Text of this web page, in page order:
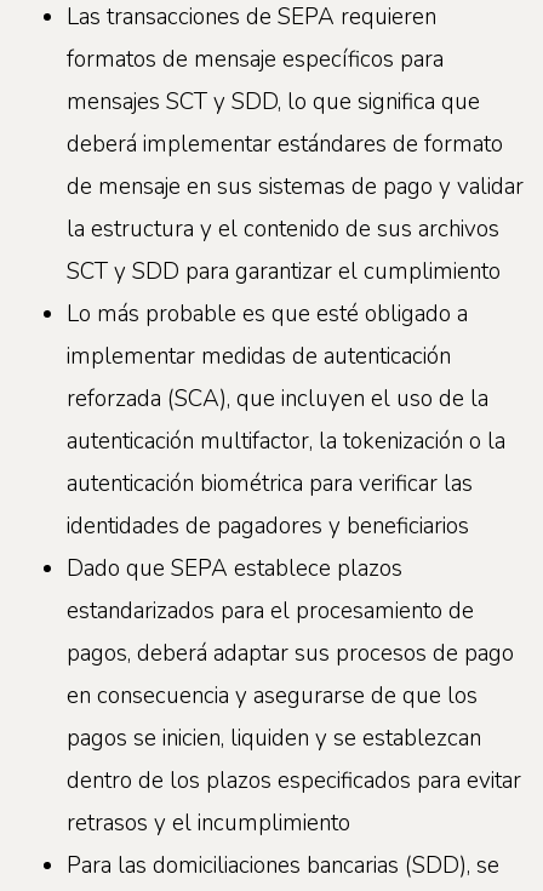
Las transacciones de SEPA requieren
formatos de mensaje específicos para
mensajes SCT y SDD, lo que significa que
deberá implementar estándares de formato
de mensaje en sus sistemas de pago y validar
la estructura y el contenido de sus archivos
SCT y SDD para garantizar el cumplimiento
Lo más probable es que esté obligado a
implementar medidas de autenticación
reforzada (SCA), que incluyen el uso de la
autenticación multifactor, la tokenización o la
autenticación biométrica para verificar las
identidades de pagadores y beneficiarios
Dado que SEPA establece plazos
estandarizados para el procesamiento de
pagos, deberá adaptar sus procesos de pago
en consecuencia y asegurarse de que los
pagos se inicien, liquiden y se establezcan
dentro de los plazos especificados para evitar
retrasos y el incumplimiento
Para las domiciliaciones bancarias (SDD), se